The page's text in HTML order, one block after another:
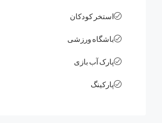
استخر کودکان
باشگاه ورزشی
پارک آب بازی
پارکینگ